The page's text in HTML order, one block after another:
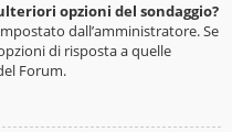
opzioni del sondaggio?
dall’amministratore. Se
di risposta a quelle
Forum.